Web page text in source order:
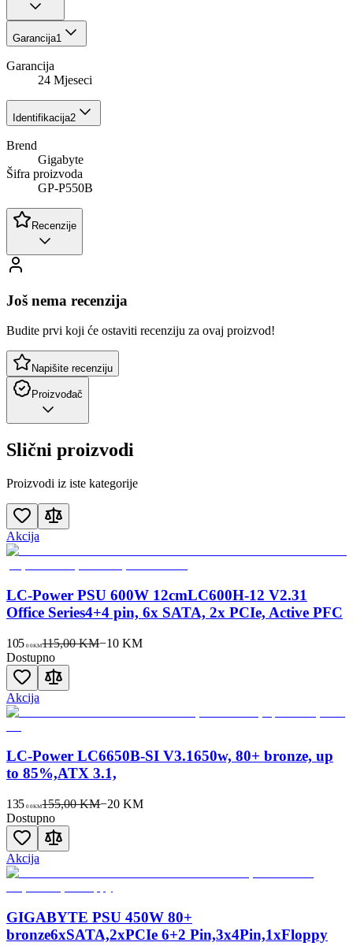
Garancija1
Garancija
24 Mjeseci
Identifikacija2
Brend
Gigabyte
Šifra proizvoda
GP-P550B
Recenzije
Još nema recenzija
Budite prvi koji će ostaviti recenziju za ovaj proizvod!
Napišite recenziju
Proizvođač
Slični proizvodi
Proizvodi iz iste kategorije
Akcija
LC-Power PSU 600W 12cmLC600H-12 V2.31
Office Series4+4 pin, 6x SATA, 2x PCIe, Active PFC
105 00KM115,00 KM−10 KM
Dostupno
Akcija
LC-Power LC6650B-SI V3.1650w, 80+ bronze, up
to 85%,ATX 3.1,
135 00KM155,00 KM−20 KM
Dostupno
Akcija
GIGABYTE PSU 450W 80+
bronze6xSATA,2xPCIe 6+2 Pin,3x4Pin,1xFloppy